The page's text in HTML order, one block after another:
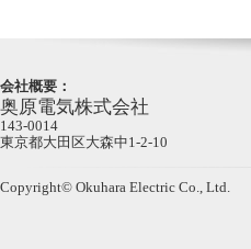
会社概要：
奥原電気株式会社
143-0014
東京都大田区大森中1-2-10
Copyright© Okuhara Electric Co., Ltd.